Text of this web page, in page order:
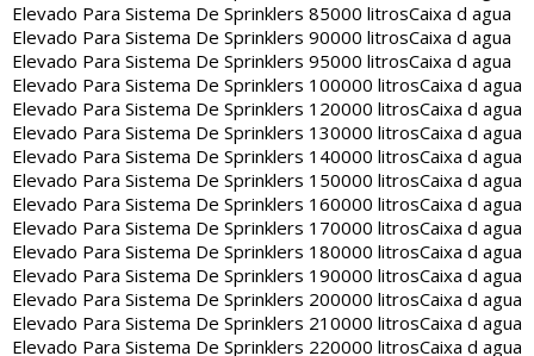
Elevado Para Sistema De Sprinklers 85000 litrosCaixa d agua
Elevado Para Sistema De Sprinklers 90000 litrosCaixa d agua
Elevado Para Sistema De Sprinklers 95000 litrosCaixa d agua
Elevado Para Sistema De Sprinklers 100000 litrosCaixa d agua
Elevado Para Sistema De Sprinklers 120000 litrosCaixa d agua
Elevado Para Sistema De Sprinklers 130000 litrosCaixa d agua
Elevado Para Sistema De Sprinklers 140000 litrosCaixa d agua
Elevado Para Sistema De Sprinklers 150000 litrosCaixa d agua
Elevado Para Sistema De Sprinklers 160000 litrosCaixa d agua
Elevado Para Sistema De Sprinklers 170000 litrosCaixa d agua
Elevado Para Sistema De Sprinklers 180000 litrosCaixa d agua
Elevado Para Sistema De Sprinklers 190000 litrosCaixa d agua
Elevado Para Sistema De Sprinklers 200000 litrosCaixa d agua
Elevado Para Sistema De Sprinklers 210000 litrosCaixa d agua
Elevado Para Sistema De Sprinklers 220000 litrosCaixa d agua